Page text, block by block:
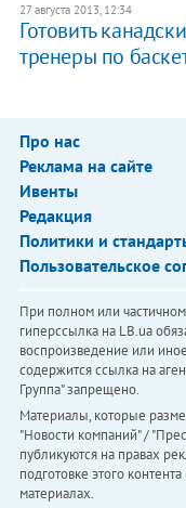
27 августа 2013, 12:34
Готовить
тренеры по
Про нас
Реклама на сайте
Ивенты
Редакция
Политики и
Пользовательское
При полном или
гиперссылка на LB.ua
воспроизведение или
содержится ссылка на
Группа" запрещено.
Материалы, которые
"Новости компаний" /
публикуются на правах
подготовке этого
материалах.